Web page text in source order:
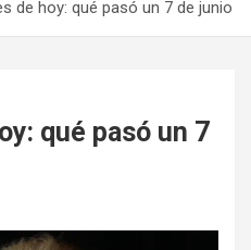
de hoy: qué pasó un 7 de junio
qué pasó un 7